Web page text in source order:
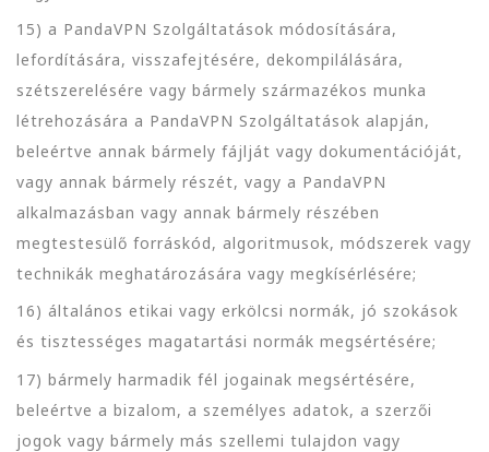
15) a PandaVPN Szolgáltatások módosítására,
lefordítására, visszafejtésére, dekompilálására,
szétszerelésére vagy bármely származékos munka
létrehozására a PandaVPN Szolgáltatások alapján,
beleértve annak bármely fájlját vagy dokumentációját,
vagy annak bármely részét, vagy a PandaVPN
alkalmazásban vagy annak bármely részében
megtestesülő forráskód, algoritmusok, módszerek vagy
technikák meghatározására vagy megkísérlésére;
16) általános etikai vagy erkölcsi normák, jó szokások
és tisztességes magatartási normák megsértésére;
17) bármely harmadik fél jogainak megsértésére,
beleértve a bizalom, a személyes adatok, a szerzői
jogok vagy bármely más szellemi tulajdon vagy